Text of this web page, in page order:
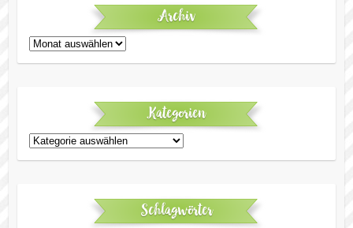
Archiv
Archiv
Kategorien
Kategorien
Schlagwörter